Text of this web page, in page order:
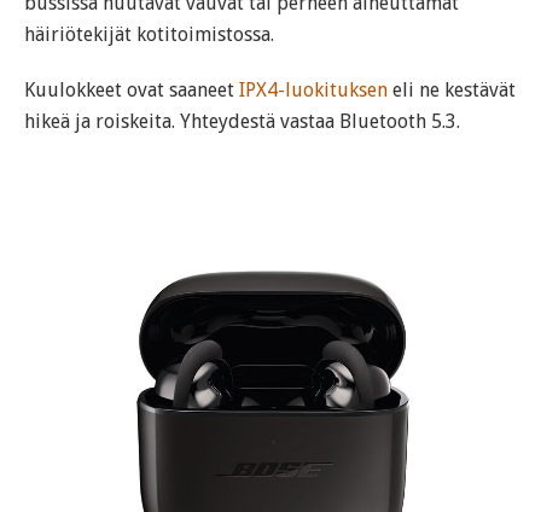
häiriötekijät kotitoimistossa.
Kuulokkeet ovat saaneet IPX4-luokituksen eli ne kestävät
hikeä ja roiskeita. Yhteydestä vastaa Bluetooth 5.3.